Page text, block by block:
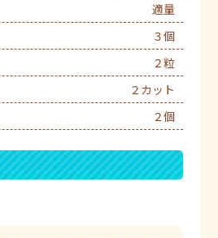
適量
３個
２粒
２カット
２個